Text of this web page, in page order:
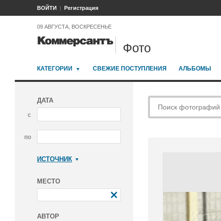
ВОЙТИ Регистрация
09 АВГУСТА, ВОСКРЕСЕНЬЕ
Фото
КАТЕГОРИИ СВЕЖИЕ ПОСТУПЛЕНИЯ АЛЬБОМЫ
ДАТА
с
по
ИСТОЧНИК
МЕСТО
АВТОР